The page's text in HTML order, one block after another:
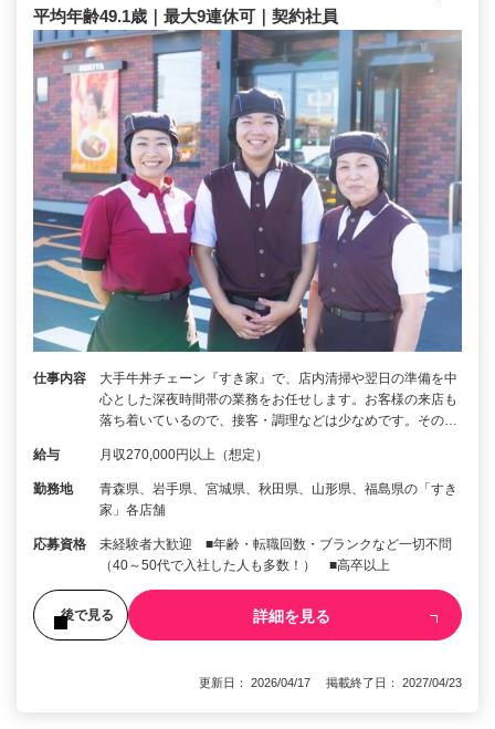
平均年齢49.1歳｜最大9連休可｜契約社員
仕事内容
大手牛丼チェーン『すき家』で、店内清掃や翌日の準備を中
心とした深夜時間帯の業務をお任せします。お客様の来店も
落ち着いているので、接客・調理などは少なめです。その…
給与 月収270,000円以上（想定）
勤務地
青森県、岩手県、宮城県、秋田県、山形県、福島県の「すき
家」各店舗
応募資格
未経験者大歓迎 ■年齢・転職回数・ブランクなど一切不問
（40～50代で入社した人も多数！） ■高卒以上
後で見る 詳細を見る
更新日： 2026/04/17 掲載終了日： 2027/04/23